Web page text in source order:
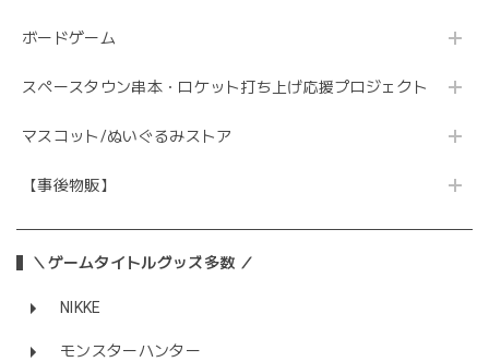
ボードゲーム
スペースタウン串本・ロケット打ち上げ応援プロジェクト
マスコット/ぬいぐるみストア
【事後物販】
＼ゲームタイトルグッズ多数 ／
NIKKE
モンスターハンター